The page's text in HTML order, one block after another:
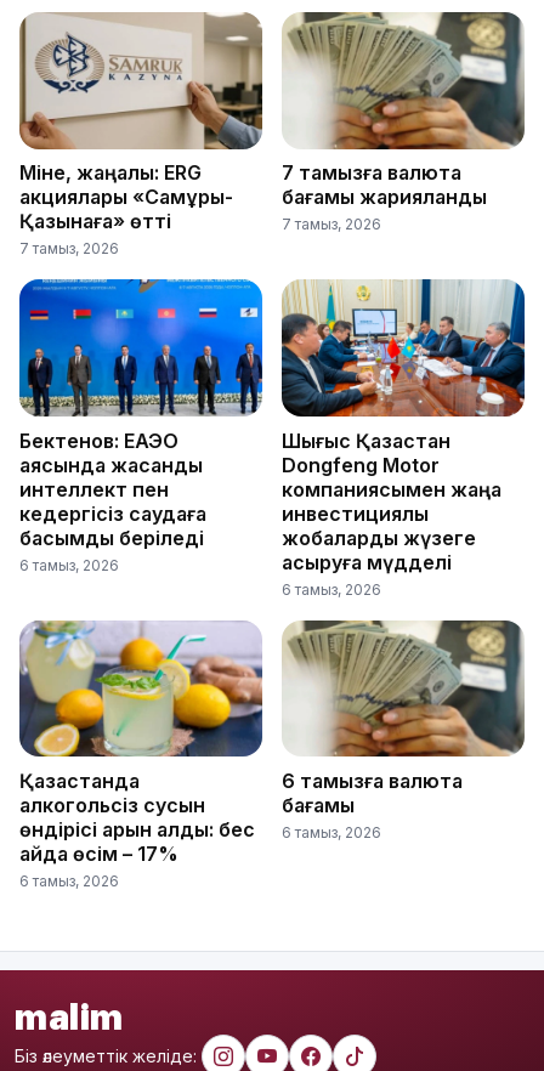
Міне, жаңалық: ERG
акциялары «Самұрық-
Қазынаға» өтті
7 тамыз, 2026
7 тамызға валюта
бағамы жарияланды
7 тамыз, 2026
Бектенов: ЕАЭО
аясында жасанды
интеллект пен
кедергісіз саудаға
басымдық беріледі
6 тамыз, 2026
Шығыс Қазақстан
Dongfeng Motor
компаниясымен жаңа
инвестициялық
жобаларды жүзеге
асыруға мүдделі
6 тамыз, 2026
Қазақстанда
алкогольсіз сусын
өндірісі қарқын алды: бес
айда өсім – 17%
6 тамыз, 2026
6 тамызға валюта
бағамы
6 тамыз, 2026
malim
Біз әлеуметтік желіде: